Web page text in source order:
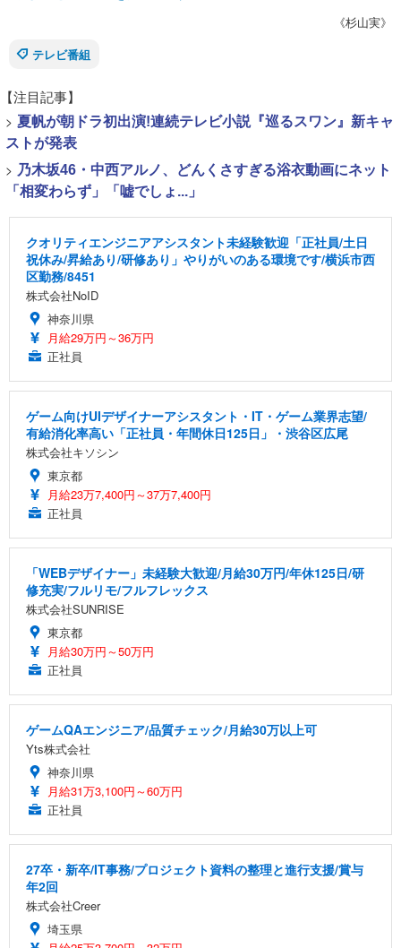
《杉山実》
テレビ番組
【注目記事】
> 夏帆が朝ドラ初出演!連続テレビ小説『巡るスワン』新キャ
ストが発表
> 乃木坂46・中西アルノ、どんくさすぎる浴衣動画にネット
「相変わらず」「嘘でしょ...」
クオリティエンジニアアシスタント未経験歓迎「正社員/土日
祝休み/昇給あり/研修あり」やりがいのある環境です/横浜市西
区勤務/8451
株式会社NoID
神奈川県
月給29万円～36万円
正社員
ゲーム向けUIデザイナーアシスタント・IT・ゲーム業界志望/
有給消化率高い「正社員・年間休日125日」・渋谷区広尾
株式会社キソシン
東京都
月給23万7,400円～37万7,400円
正社員
「WEBデザイナー」未経験大歓迎/月給30万円/年休125日/研
修充実/フルリモ/フルフレックス
株式会社SUNRISE
東京都
月給30万円～50万円
正社員
ゲームQAエンジニア/品質チェック/月給30万以上可
Yts株式会社
神奈川県
月給31万3,100円～60万円
正社員
27卒・新卒/IT事務/プロジェクト資料の整理と進行支援/賞与
年2回
株式会社Creer
埼玉県